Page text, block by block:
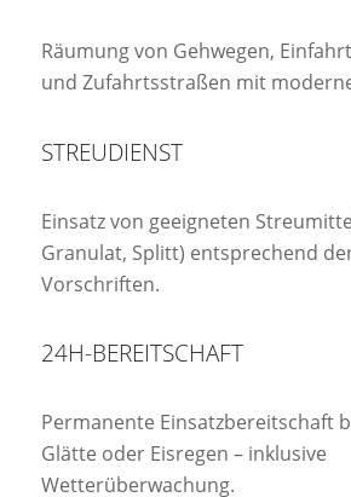
Räumung von Gehwegen,
und Zufahrtsstraßen mit
STREUDIENST
Einsatz von geeigneten
Granulat, Splitt) entsprechend
Vorschriften.
24H-BEREITSCHAFT
Permanente Einsatzbereitschaft
Glätte oder Eisregen – inklusive
Wetterüberwachung.